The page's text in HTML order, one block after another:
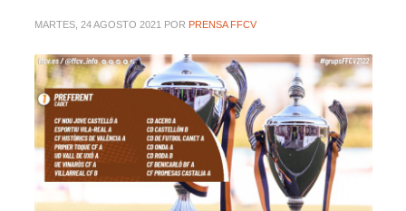
MARTES, 24 AGOSTO 2021 POR PRENSA FFCV